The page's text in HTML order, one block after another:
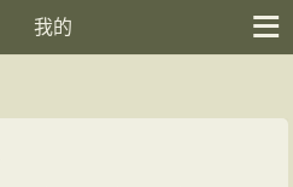
我的